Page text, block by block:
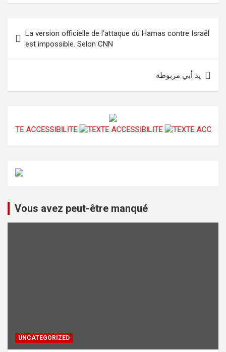
k
p
o
ail
de
l’article
La version officielle de l’attaque du Hamas contre Israël
est impossible. Selon CNN
يد أبي مربوطة
Vous avez peut-être manqué
UNCATEGORIZED